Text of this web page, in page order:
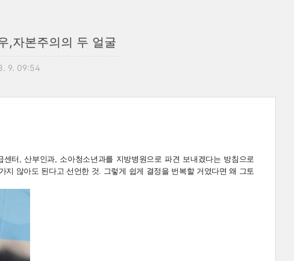
,자본주의의 두 얼굴
9. 09:54
터, 산부인과, 소아청소년과를 지방병원으로 파견 보내겠다는 방침으로
않아도 된다고 선언한 것. 그렇게 쉽게 결정을 번복할 거였다면 왜 그토